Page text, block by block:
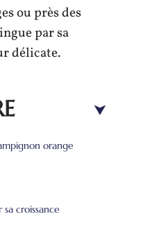
ou près des
par sa
délicate.
orange
croissance